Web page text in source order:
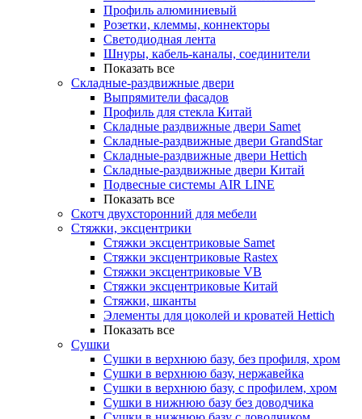
Профиль алюминиевый
Розетки, клеммы, коннекторы
Светодиодная лента
Шнуры, кабель-каналы, соединители
Показать все
Складные-раздвижные двери
Выпрямители фасадов
Профиль для стекла Китай
Складные раздвижные двери Samet
Складные-раздвижные двери GrandStar
Складные-раздвижные двери Hettich
Складные-раздвижные двери Китай
Подвесные системы AIR LINE
Показать все
Скотч двухсторонний для мебели
Стяжки, эксцентрики
Cтяжки эксцентриковые Samet
Стяжки эксцентриковые Rastex
Стяжки эксцентриковые VB
Стяжки эксцентриковые Китай
Стяжки, шканты
Элементы для цоколей и кроватей Hettich
Показать все
Сушки
Сушки в верхнюю базу, без профиля, хром
Сушки в верхнюю базу, нержавейка
Сушки в верхнюю базу, с профилем, хром
Сушки в нижнюю базу без доводчика